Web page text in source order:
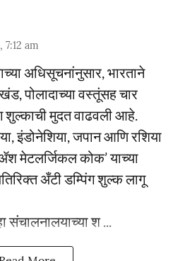
am
अधिसूचनांनुसार, भारताने
पोलादाच्या वस्तूंसह चार
शुल्काची मुदत वाढवली आहे.
इंडोनेशिया, जपान आणि रशिया
मेटलर्जिकल कोक’ याच्या
अँटी डम्पिंग शुल्क लागू
संचालनालयाच्या श ...